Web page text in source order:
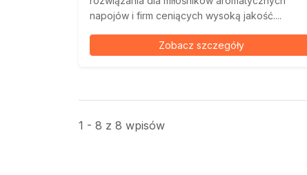
napojów i firm ceniących wysoką jakość....
Zobacz szczegóły
1 - 8 z 8 wpisów